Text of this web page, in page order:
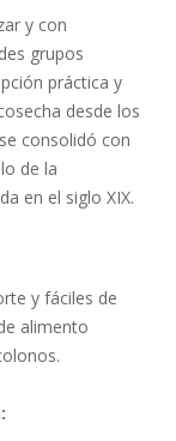
y con
grupos
práctica y
desde los
consolidó con
de la
en el siglo XIX.
y fáciles de
alimento